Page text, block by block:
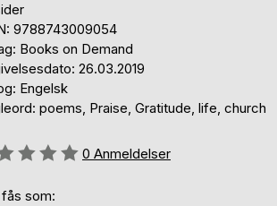
9788743009054
Books on Demand
26.03.2019
Engelsk
poems, Praise, Gratitude, life, church
0 Anmeldelser
fås som: